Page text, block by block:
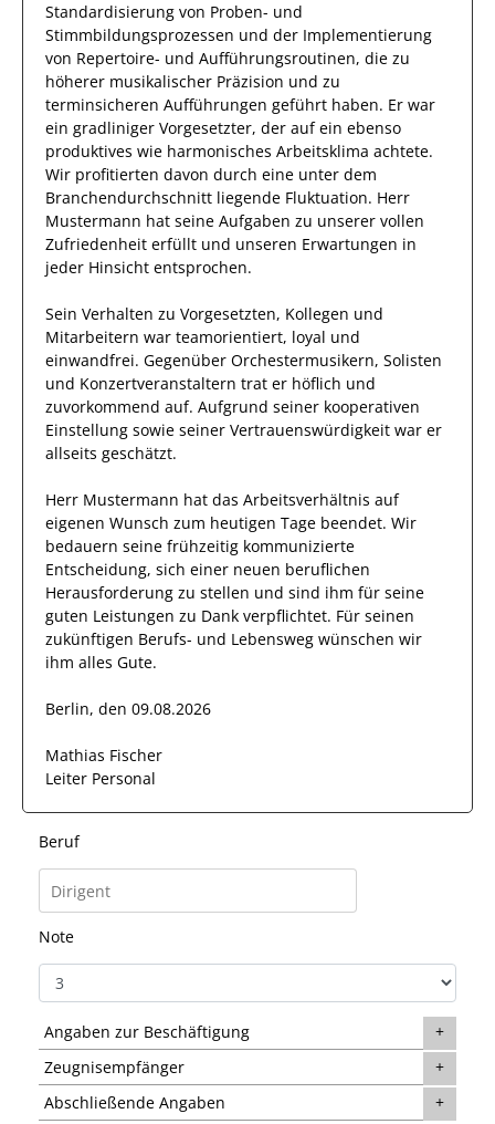
Standardisierung von Proben- und
Stimmbildungsprozessen und der Implementierung
von Repertoire- und Aufführungsroutinen, die zu
höherer musikalischer Präzision und zu
terminsicheren Aufführungen geführt haben. Er war
ein gradliniger Vorgesetzter, der auf ein ebenso
produktives wie harmonisches Arbeitsklima achtete.
Wir profitierten davon durch eine unter dem
Branchendurchschnitt liegende Fluktuation. Herr
Mustermann hat seine Aufgaben zu unserer vollen
Zufriedenheit erfüllt und unseren Erwartungen in
jeder Hinsicht entsprochen.
Sein Verhalten zu Vorgesetzten, Kollegen und
Mitarbeitern war teamorientiert, loyal und
einwandfrei. Gegenüber Orchestermusikern, Solisten
und Konzertveranstaltern trat er höflich und
zuvorkommend auf. Aufgrund seiner kooperativen
Einstellung sowie seiner Vertrauenswürdigkeit war er
allseits geschätzt.
Herr Mustermann hat das Arbeitsverhältnis auf
eigenen Wunsch zum heutigen Tage beendet. Wir
bedauern seine frühzeitig kommunizierte
Entscheidung, sich einer neuen beruflichen
Herausforderung zu stellen und sind ihm für seine
guten Leistungen zu Dank verpflichtet. Für seinen
zukünftigen Berufs- und Lebensweg wünschen wir
ihm alles Gute.
Berlin, den 09.08.2026
Mathias Fischer
Leiter Personal
Beruf
Note
Angaben zur Beschäftigung
Zeugnisempfänger
Abschließende Angaben